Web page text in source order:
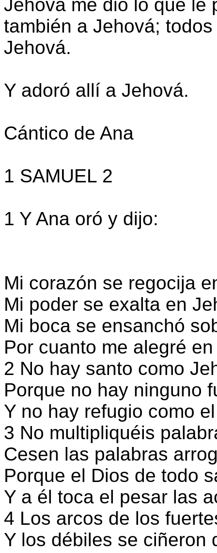
Jehová me dio lo que le
también a Jehová;
Jehová.
Y adoró allí a Jehová.
Cántico de Ana
1 SAMUEL 2
1 Y Ana oró y dijo:
Mi corazón se regocija
Mi poder se exalta en
Mi boca se ensanchó
Por cuanto me alegré
2 No hay santo como
Porque no hay ninguno
Y no hay refugio como
3 No multipliquéis
Cesen las palabras
Porque el Dios de todo
Y a él toca el pesar las
4 Los arcos de los
Y los débiles se ciñeron